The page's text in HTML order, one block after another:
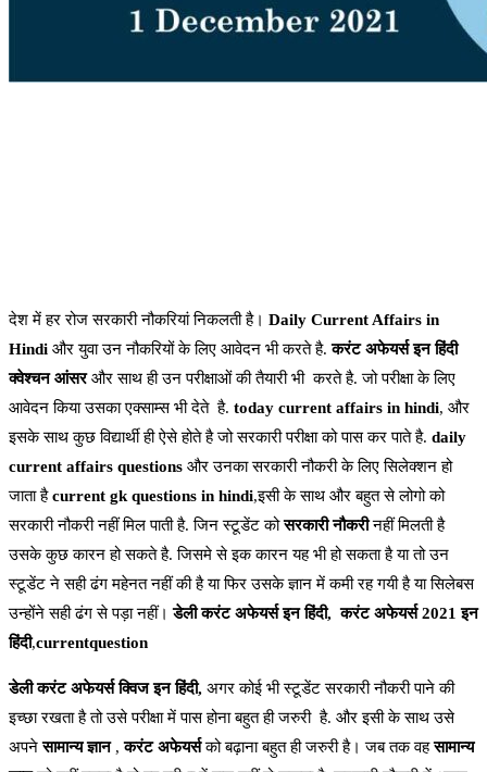
देश में हर रोज सरकारी नौकरियां निकलती है। Daily Current Affairs in
Hindi और युवा उन नौकरियों के लिए आवेदन भी करते है.करंट अफेयर्स इन हिंदी
क्वेश्चन आंसरऔर साथ ही उन परीक्षाओं की तैयारी भी करते है. जो परीक्षा के लिए
आवेदन किया उसका एक्साम्स भी देते है. today current affairs in hindi, और
इसके साथ कुछ विद्यार्थी ही ऐसे होते है जो सरकारी परीक्षा को पास कर पाते है. daily
current affairs questions और उनका सरकारी नौकरी के लिए सिलेक्शन हो
जाता हैcurrent gk questions in hindi,इसी के साथ और बहुत से लोगो को
सरकारी नौकरी नहीं मिल पाती है. जिन स्टूडेंट कोसरकारी नौकरीनहीं मिलती है
उसके कुछ कारन हो सकते है. जिसमे से इक कारन यह भी हो सकता है या तो उन
स्टूडेंट ने सही ढंग महेनत नहीं की है या फिर उसके ज्ञान में कमी रह गयी है या सिलेबस
उन्होंने सही ढंग से पड़ा नहीं।डेली करंट अफेयर्स इन हिंदी, करंट अफेयर्स 2021 इन
हिंदी,currentquestion
डेली करंट अफेयर्स क्विज इन हिंदी, अगर कोई भी स्टूडेंट सरकारी नौकरी पाने की
इच्छा रखता है तो उसे परीक्षा में पास होना बहुत ही जरुरी है. और इसी के साथ उसे
अपनेसामान्य ज्ञान,करंट अफेयर्सको बढ़ाना बहुत ही जरुरी है। जब तक वहसामान्य